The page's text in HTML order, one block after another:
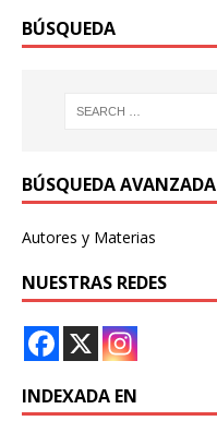
BÚSQUEDA
BÚSQUEDA AVANZADA
Autores y Materias
NUESTRAS REDES
INDEXADA EN